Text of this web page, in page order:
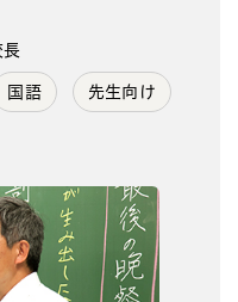
国語 先生向け